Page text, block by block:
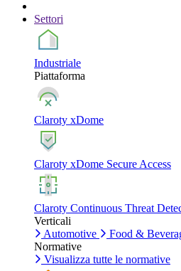
Settori
Industriale
Piattaforma
Claroty xDome
Claroty xDome Secure Access
Claroty Continuous Threat
Verticali
Automotive
Food &
Normative
Visualizza tutte le normative